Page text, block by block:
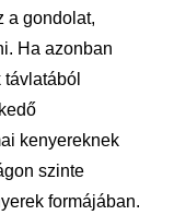
a gondolat,
Ha azonban
kenyereknek
szinte
formájában.